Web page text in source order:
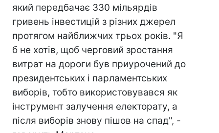
який передбачає 330 мільярдів
гривень інвестицій з різних джерел
протягом найближчих трьох років. "Я
б не хотів, щоб черговий зростання
витрат на дороги був приурочений до
президентських і парламентських
виборів, тобто використовувався як
інструмент залучення електорату, а
після виборів знову пішов на спад", -